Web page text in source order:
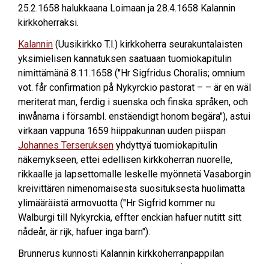
25.2.1658 halukkaana Loimaan ja 28.4.1658 Kalannin
kirkkoherraksi.
Kalannin (Uusikirkko T.l.) kirkkoherra seurakuntalaisten
yksimielisen kannatuksen saatuaan tuomiokapitulin
nimittämänä 8.11.1658 ("Hr Sigfridus Choralis; omnium
vot. får confirmation på Nykyrckio pastorat – – är en wäl
meriterat man, ferdig i suenska och finska språken, och
inwånarna i försambl. enstäendigt honom begära"), astui
virkaan vappuna 1659 hiippakunnan uuden piispan
Johannes Terseruksen yhdyttyä tuomiokapitulin
näkemykseen, ettei edellisen kirkkoherran nuorelle,
rikkaalle ja lapsettomalle leskelle myönnetä Vasaborgin
kreivittären nimenomaisesta suosituksesta huolimatta
ylimääräistä armovuotta ("Hr Sigfrid kommer nu
Walburgi till Nykyrckia, effter enckian hafuer nutitt sitt
nådeår, är rijk, hafuer inga barn").
Brunnerus kunnosti Kalannin kirkkoherranpappilan